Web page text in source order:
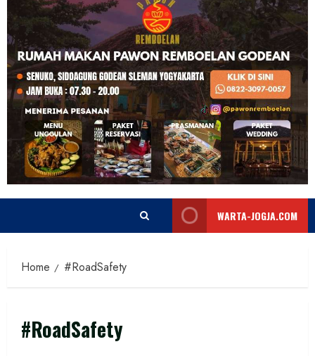
WARTA-JOGJA.COM
Home #RoadSafety
#RoadSafety